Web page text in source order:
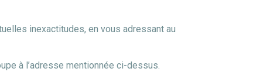
inexactitudes, en vous adressant au
à l’adresse mentionnée ci-dessus.